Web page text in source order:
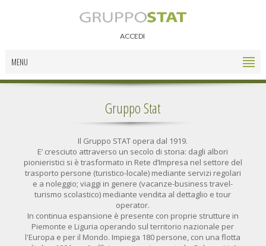
ACCEDI
MENU
Gruppo Stat
Il Gruppo STAT opera dal 1919.
E’ cresciuto attraverso un secolo di storia: dagli albori
pionieristici si è trasformato in Rete d’Impresa nel settore del
trasporto persone (turistico-locale) mediante servizi regolari
e a noleggio; viaggi in genere (vacanze-business travel-
turismo scolastico) mediante vendita al dettaglio e tour
operator.
In continua espansione è presente con proprie strutture in
Piemonte e Liguria operando sul territorio nazionale per
l'Europa e per il Mondo. Impiega 180 persone, con una flotta